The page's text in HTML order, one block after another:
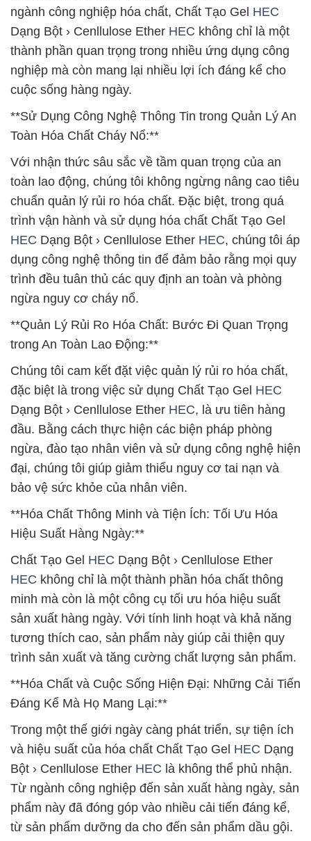
ngành công nghiệp hóa chất, Chất Tạo Gel HEC
Dạng Bột › Cenllulose Ether HEC không chỉ là một
thành phần quan trọng trong nhiều ứng dụng công
nghiệp mà còn mang lại nhiều lợi ích đáng kể cho
cuộc sống hàng ngày.
**Sử Dụng Công Nghệ Thông Tin trong Quản Lý An
Toàn Hóa Chất Cháy Nổ:**
Với nhận thức sâu sắc về tầm quan trọng của an
toàn lao động, chúng tôi không ngừng nâng cao tiêu
chuẩn quản lý rủi ro hóa chất. Đặc biệt, trong quá
trình vận hành và sử dụng hóa chất Chất Tạo Gel
HEC Dạng Bột › Cenllulose Ether HEC, chúng tôi áp
dụng công nghệ thông tin để đảm bảo rằng mọi quy
trình đều tuân thủ các quy định an toàn và phòng
ngừa nguy cơ cháy nổ.
**Quản Lý Rủi Ro Hóa Chất: Bước Đi Quan Trọng
trong An Toàn Lao Động:**
Chúng tôi cam kết đặt việc quản lý rủi ro hóa chất,
đặc biệt là trong việc sử dụng Chất Tạo Gel HEC
Dạng Bột › Cenllulose Ether HEC, là ưu tiên hàng
đầu. Bằng cách thực hiện các biện pháp phòng
ngừa, đào tạo nhân viên và sử dụng công nghệ hiện
đại, chúng tôi giúp giảm thiểu nguy cơ tai nạn và
bảo vệ sức khỏe của nhân viên.
**Hóa Chất Thông Minh và Tiện Ích: Tối Ưu Hóa
Hiệu Suất Hàng Ngày:**
Chất Tạo Gel HEC Dạng Bột › Cenllulose Ether
HEC không chỉ là một thành phần hóa chất thông
minh mà còn là một công cụ tối ưu hóa hiệu suất
sản xuất hàng ngày. Với tính linh hoạt và khả năng
tương thích cao, sản phẩm này giúp cải thiện quy
trình sản xuất và tăng cường chất lượng sản phẩm.
**Hóa Chất và Cuộc Sống Hiện Đại: Những Cải Tiến
Đáng Kể Mà Họ Mang Lại:**
Trong một thế giới ngày càng phát triển, sự tiện ích
và hiệu suất của hóa chất Chất Tạo Gel HEC Dạng
Bột › Cenllulose Ether HEC là không thể phủ nhận.
Từ ngành công nghiệp đến sản xuất hàng ngày, sản
phẩm này đã đóng góp vào nhiều cải tiến đáng kể,
từ sản phẩm dưỡng da cho đến sản phẩm dầu gội.